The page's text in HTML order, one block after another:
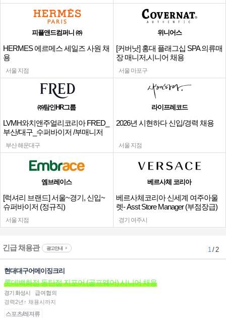
피플앤드컴퍼니 ㈜
HERMES 에르메스 세일즈 사원 채
용
서울 지점
위니어스
[커버낫] 홍대 플래그십 SPA 의류매
장 매니저,시니어 채용
서울 마포구
㈜탐인HR그룹
LVMH와치앤주얼리코리아 FRED_
부산/대구_수퍼바이저 /부매니저
채용
부산 해운대구
라이프레코드
2026년 시현하다 신입/경력 채용
서울 지점
엠브레이스
[럭셔리 브랜드] 서울~경기, 신입~
슈퍼바이저 (정규직)
서울 지점
베르사체 코리아
베르사체코리아 신세계 여주아울
렛- Asst Store Manager (부점장급)
채용
경기 여주시
긴급 채용관 광고안내 1/ 2
현대대구어메이징크리
롯데백화점 동탄점 지포어 (골프웨어) 시니어 채용
경기 화성시
급여협의
경력2년↑ 채용시까지
스포츠/레져류